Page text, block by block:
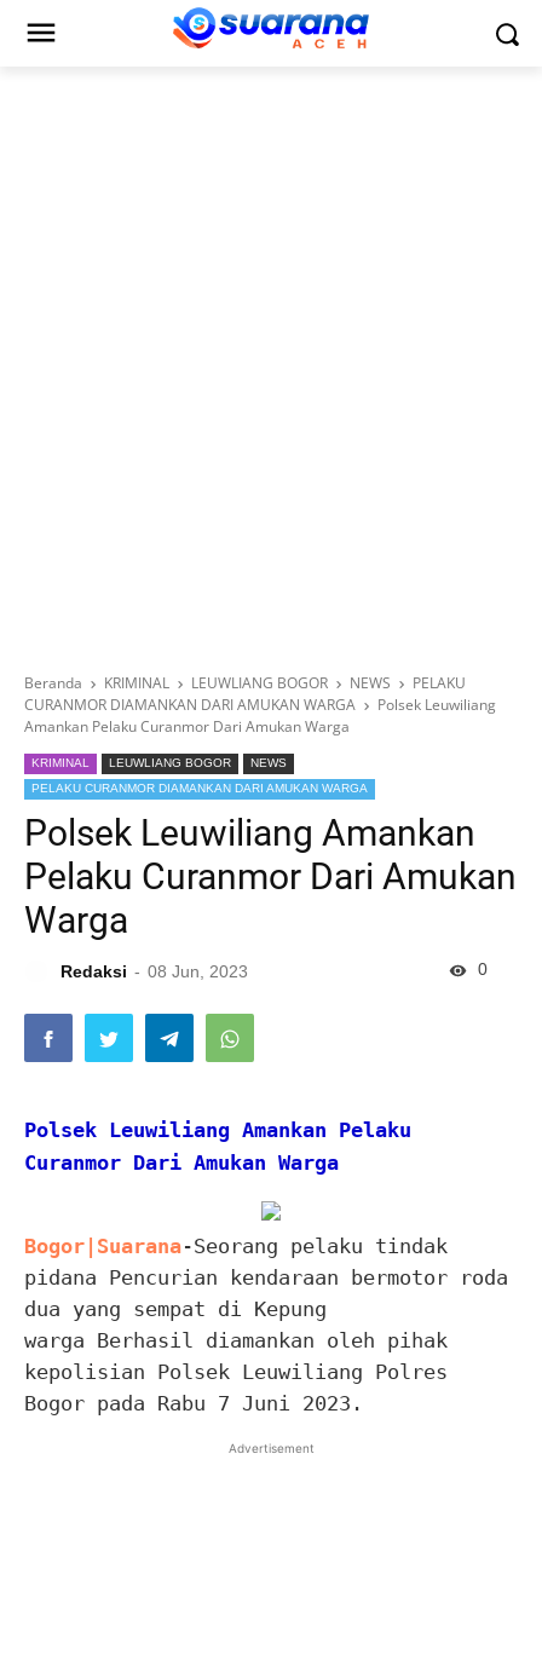
Beranda KRIMINAL LEUWLIANG BOGOR NEWS
PELAKU
CURANMOR DIAMANKAN DARI AMUKAN WARGA
Polsek Leuwiliang
Amankan Pelaku Curanmor Dari Amukan Warga
KRIMINAL LEUWLIANG BOGOR
NEWS
PELAKU CURANMOR DIAMANKAN DARI AMUKAN WARGA
Polsek Leuwiliang Amankan
Pelaku Curanmor Dari Amukan
Warga
Redaksi 08 Jun, 2023 0
Polsek Leuwiliang Amankan Pelaku
Curanmor Dari Amukan Warga
Bogor|Suarana-Seorang pelaku tindak
pidana Pencurian kendaraan bermotor roda
dua yang sempat di Kepung
warga Berhasil diamankan oleh pihak
kepolisian Polsek Leuwiliang Polres
Bogor pada Rabu 7 Juni 2023.
Advertisement